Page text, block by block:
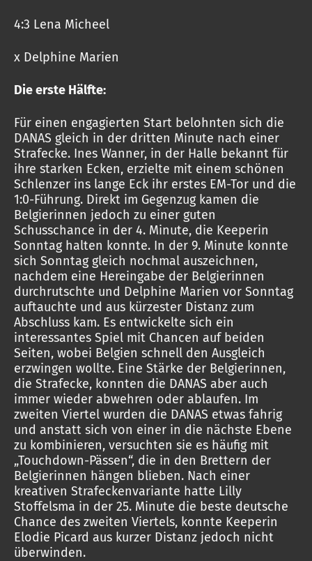
4:3 Lena Micheel
x Delphine Marien
Die erste Hälfte:
Für einen engagierten Start belohnten sich die
DANAS gleich in der dritten Minute nach einer
Strafecke. Ines Wanner, in der Halle bekannt für
ihre starken Ecken, erzielte mit einem schönen
Schlenzer ins lange Eck ihr erstes EM-Tor und die
1:0-Führung. Direkt im Gegenzug kamen die
Belgierinnen jedoch zu einer guten
Schusschance in der 4. Minute, die Keeperin
Sonntag halten konnte. In der 9. Minute konnte
sich Sonntag gleich nochmal auszeichnen,
nachdem eine Hereingabe der Belgierinnen
durchrutschte und Delphine Marien vor Sonntag
auftauchte und aus kürzester Distanz zum
Abschluss kam. Es entwickelte sich ein
interessantes Spiel mit Chancen auf beiden
Seiten, wobei Belgien schnell den Ausgleich
erzwingen wollte. Eine Stärke der Belgierinnen,
die Strafecke, konnten die DANAS aber auch
immer wieder abwehren oder ablaufen. Im
zweiten Viertel wurden die DANAS etwas fahrig
und anstatt sich von einer in die nächste Ebene
zu kombinieren, versuchten sie es häufig mit
„Touchdown-Pässen“, die in den Brettern der
Belgierinnen hängen blieben. Nach einer
kreativen Strafeckenvariante hatte Lilly
Stoffelsma in der 25. Minute die beste deutsche
Chance des zweiten Viertels, konnte Keeperin
Elodie Picard aus kurzer Distanz jedoch nicht
überwinden.